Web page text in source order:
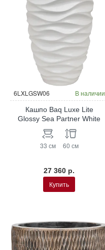
6LXLGSW06 В наличии
Кашпо Baq Luxe Lite
Glossy Sea Partner White
33 см 60 см
27 360 р.
Купить